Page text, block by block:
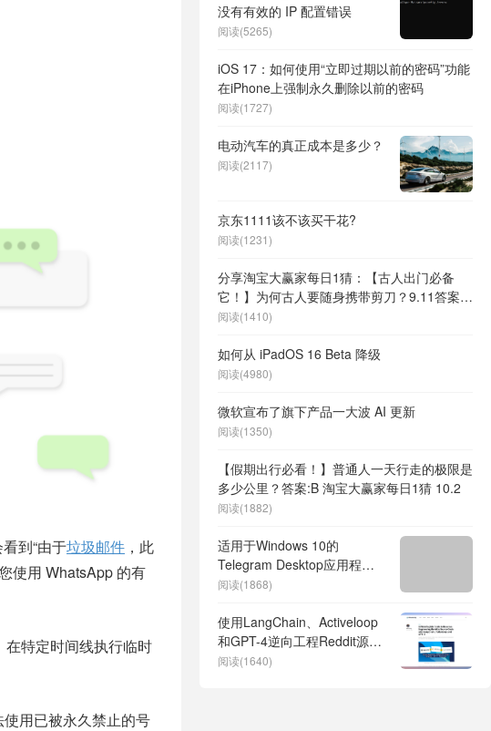
到“由于垃圾邮件 ，此
使用 WhatsApp 的有
特定时间线执行临时
用已被永久禁止的号
没有有效的 IP 配置错误
阅读(5265)
iOS 17：如何使用“立即过期以前的密码”功能
在iPhone上强制永久删除以前的密码
阅读(1727)
电动汽车的真正成本是多少？
阅读(2117)
京东1111该不该买干花?
阅读(1231)
分享淘宝大赢家每日1猜：【古人出门必备
它！】为何古人要随身携带剪刀？9.11答案
公布
阅读(1410)
如何从 iPadOS 16 Beta 降级
阅读(4980)
微软宣布了旗下产品一大波 AI 更新
阅读(1350)
【假期出行必看！】普通人一天行走的极限是
多少公里？答案:B 淘宝大赢家每日1猜 10.2
阅读(1882)
适用于Windows 10的
Telegram Desktop应用程序
已更新，具有更高的隐私性
阅读(1868)
使用LangChain、Activeloop
和GPT-4逆向工程Reddit源代
码的简明指南
阅读(1640)